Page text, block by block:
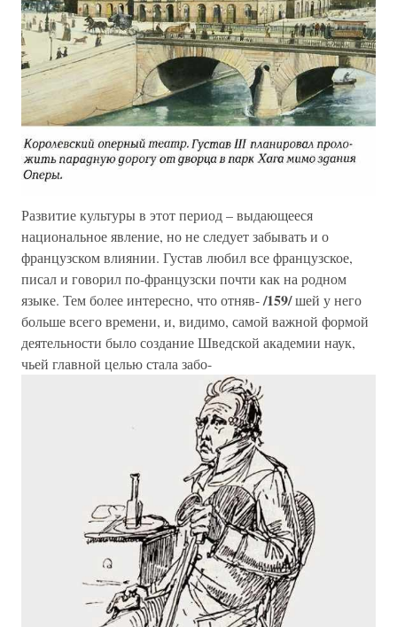
Развитие культуры в этот период – выдающееся
национальное явление, но не следует забывать и о
французском влиянии. Густав любил все французское,
писал и говорил по-французски почти как на родном
языке. Тем более интересно, что отняв-/159/шей у него
больше всего времени, и, видимо, самой важной формой
деятельности было создание Шведской академии наук,
чьей главной целью стала забо-